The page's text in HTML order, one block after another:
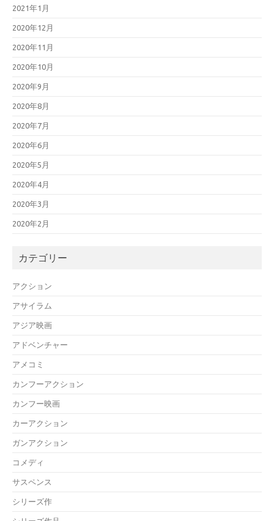
2021年1月
2020年12月
2020年11月
2020年10月
2020年9月
2020年8月
2020年7月
2020年6月
2020年5月
2020年4月
2020年3月
2020年2月
カテゴリー
アクション
アサイラム
アジア映画
アドベンチャー
アメコミ
カンフーアクション
カンフー映画
カーアクション
ガンアクション
コメディ
サスペンス
シリーズ作